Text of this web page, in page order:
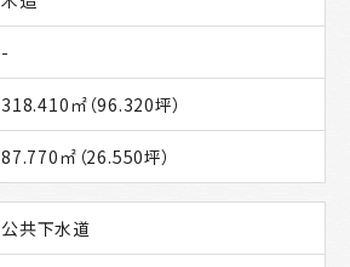
-
318.410㎡（96.320坪）
87.770㎡（26.550坪）
公共下水道